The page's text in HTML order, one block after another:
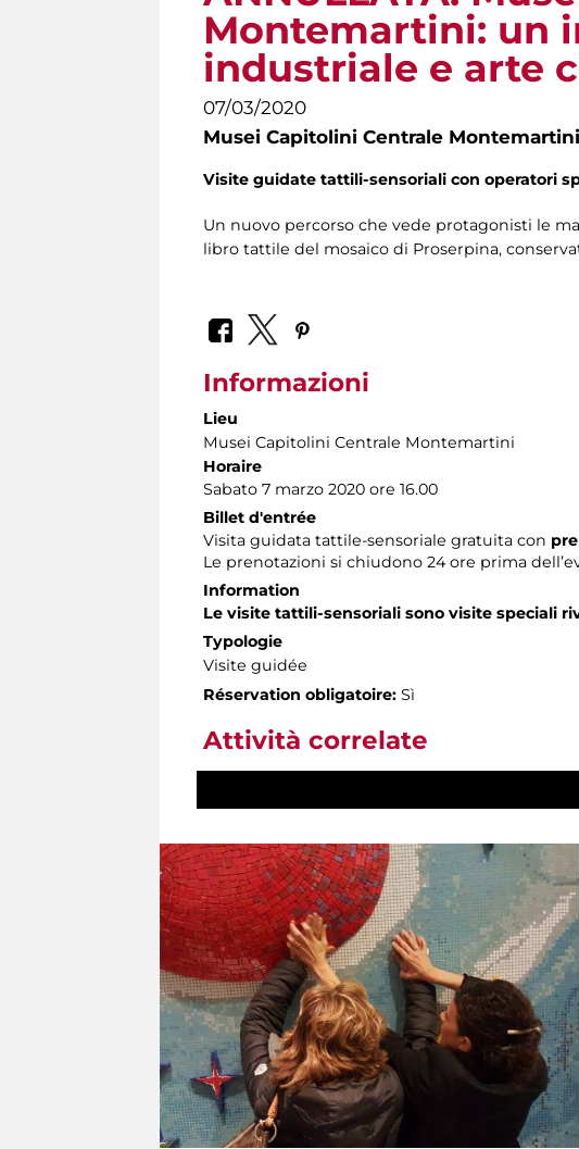
Montemartini: un
industriale e arte
07/03/2020
Musei Capitolini Centrale Montemartini
Visite guidate tattili-sensoriali con operatori
Un nuovo percorso che vede protagonisti le
libro tattile del mosaico di Proserpina,
Informazioni
Lieu
Musei Capitolini Centrale Montemartini
Horaire
Sabato 7 marzo 2020 ore 16.00
Billet d'entrée
Visita guidata tattile-sensoriale gratuita con
Le prenotazioni si chiudono 24 ore prima
Information
Le visite tattili-sensoriali sono visite speciali
Typologie
Visite guidée
Réservation obligatoire: Sì
Attività correlate